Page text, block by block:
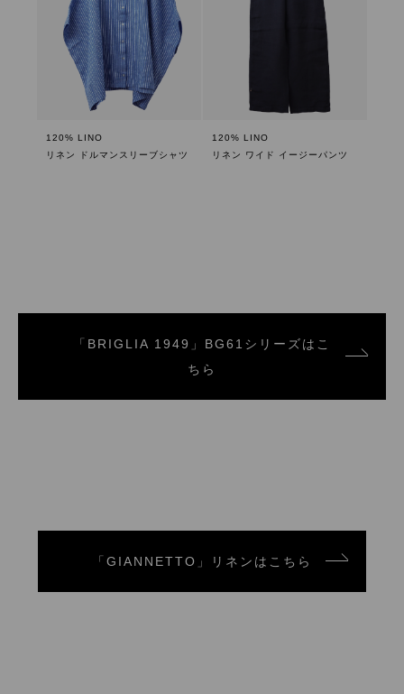
120% LINO
リネン ドルマンスリーブシャツ
120% LINO
リネン ワイド イージーパンツ
「BRIGLIA 1949」BG61シリーズはこ
ちら
「GIANNETTO」リネンはこちら